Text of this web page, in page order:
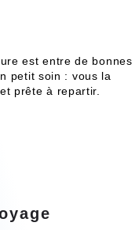
est entre de bonnes
petit soin : vous la
prête à repartir.